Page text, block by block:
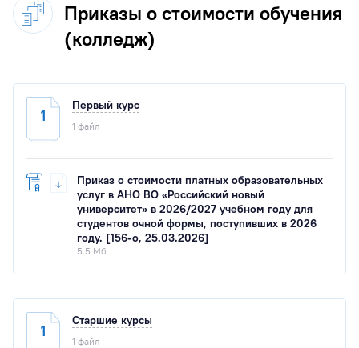
Приказы о стоимости обучения
(колледж)
1
Первый курс
1 файл
Приказ о стоимости платных образовательных
услуг в АНО ВО «Российский новый
университет» в 2026/2027 учебном году для
студентов очной формы, поступивших в 2026
году. [156-о, 25.03.2026]
5.5 Мб
1
Старшие курсы
1 файл